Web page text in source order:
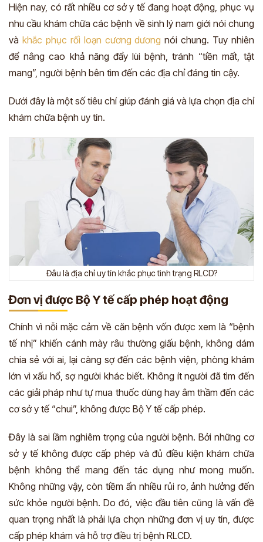
Hiện nay, có rất nhiều cơ sở y tế đang hoạt động, phục vụ
nhu cầu khám chữa các bệnh về sinh lý nam giới nói chung
và khắc phục rối loạn cương dương nói chung. Tuy nhiên
để nâng cao khả năng đẩy lùi bệnh, tránh “tiền mất, tật
mang”, người bệnh bên tìm đến các địa chỉ đáng tin cậy.
Dưới đây là một số tiêu chí giúp đánh giá và lựa chọn địa chỉ
khám chữa bệnh uy tín.
Đâu là địa chỉ uy tín khắc phục tình trạng RLCD?
Đơn vị được Bộ Y tế cấp phép hoạt động
Chính vì nỗi mặc cảm về căn bệnh vốn được xem là “bệnh
tế nhị” khiến cánh mày râu thường giấu bệnh, không dám
chia sẻ với ai, lại càng sợ đến các bệnh viện, phòng khám
lớn vì xấu hổ, sợ người khác biết. Không ít người đã tìm đến
các giải pháp như tự mua thuốc dùng hay âm thầm đến các
cơ sở y tế “chui”, không được Bộ Y tế cấp phép.
Đây là sai lầm nghiêm trọng của người bệnh. Bởi những cơ
sở y tế không được cấp phép và đủ điều kiện khám chữa
bệnh không thể mang đến tác dụng như mong muốn.
Không những vậy, còn tiềm ẩn nhiều rủi ro, ảnh hưởng đến
sức khỏe người bệnh. Do đó, việc đầu tiên cũng là vấn đề
quan trọng nhất là phải lựa chọn những đơn vị uy tín, được
cấp phép khám và hỗ trợ điều trị bệnh RLCD.